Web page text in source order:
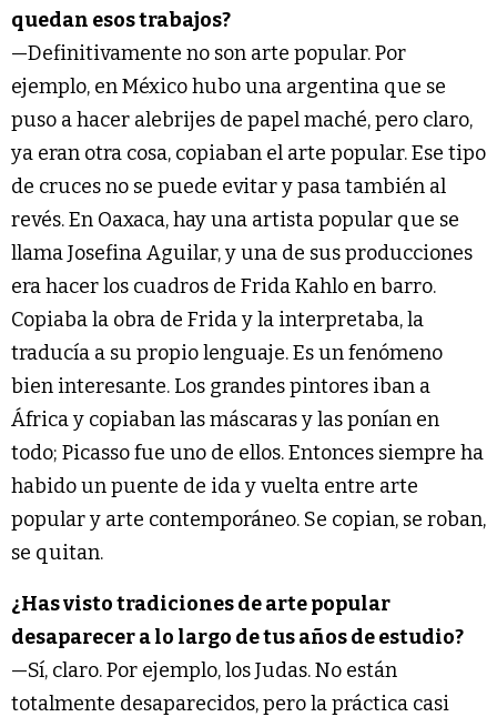
quedan esos trabajos?
—Definitivamente no son arte popular. Por
ejemplo, en México hubo una argentina que se
puso a hacer alebrijes de papel maché, pero claro,
ya eran otra cosa, copiaban el arte popular. Ese tipo
de cruces no se puede evitar y pasa también al
revés. En Oaxaca, hay una artista popular que se
llama Josefina Aguilar, y una de sus producciones
era hacer los cuadros de Frida Kahlo en barro.
Copiaba la obra de Frida y la interpretaba, la
traducía a su propio lenguaje. Es un fenómeno
bien interesante. Los grandes pintores iban a
África y copiaban las máscaras y las ponían en
todo; Picasso fue uno de ellos. Entonces siempre ha
habido un puente de ida y vuelta entre arte
popular y arte contemporáneo. Se copian, se roban,
se quitan.
¿Has visto tradiciones de arte popular
desaparecer a lo largo de tus años de estudio?
—Sí, claro. Por ejemplo, los Judas. No están
totalmente desaparecidos, pero la práctica casi